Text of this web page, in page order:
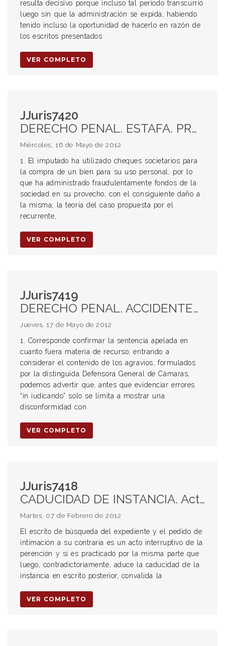
resulta decisivo porque incluso tal periodo transcurrió
luego sin que la administración se expida, habiendo
tenido incluso la oportunidad de hacerlo en razón de
los escritos presentados
VER COMPLETO
JJuris7420
DERECHO PENAL. ESTAFA. PROCESAMIENTO. ART 173 INC 7. DEL CÓDIGO PENAL. UTILIZACIÓN DE CHEQUES SOCIETARIOS PARA LA COMPRA DE UN BIEN PARA USO PERSONAL. ADMINISTRACIÓN FRAUDULENTA. CONFIRMACIÓN DEL PROCESAMIENTO APELADO. RESOLUCIÓN DE CARÁCTER PROVISIONAL. ELEMENTOS SUFICIENTES PARA UNA AMPLIA DISCUSIÓN EN EL PLENARIO. CONSIDERACIÓN DEL SILENCIO DEL ACUSADO EN SITUACIONES QUE MERECEN UNA EXPLICACIÓN DE SU PARTE.
Miércoles, 16 de Mayo de 2012
1. El imputado ha utilizado cheques societarios para
la compra de un bien para su uso personal, por lo
que ha administrado fraudulentamente fondos de la
sociedad en su provecho, con el consiguiente daño a
la misma; la teoría del caso propuesta por el
recurrente,
VER COMPLETO
JJuris7419
DERECHO PENAL. ACCIDENTES DE AUTOMOTORES. CONFIRMACIÓN DE LA SENTENCIA POR LESIONES GRAVES CULPOSAS. AGRAVIOS. INEXISTENCIA DE ERRORES IN IUDICANDO. DISCONFORMIDAD CON EL MODO DE RESOLVER EL CONFLICTO. VIOLACIÓN DEL DEBER DE CUIDADO. INVASIÓN DEL CARRIL CONTRARIO. ART 39 LEY 24449. LEY NACIONAL DE TRÁNSITO. CONSERVACIÓN EN TODO MOMENTO DEL DOMINIO EFECTIVO DEL CONDUCIDO. ADVERTENCIA DE MANIOBRAS. PRECAUCIÓN. UTILIZACIÓN DE LA CALZADA POR LA DERECHA.
Jueves, 17 de Mayo de 2012
1. Corresponde confirmar la sentencia apelada en
cuanto fuera materia de recurso; entrando a
considerar el contenido de los agravios, formulados
por la distinguida Defensora General de Cámaras,
podemos advertir que, antes que evidenciar errores
“in iudicando” solo se limita a mostrar una
disconformidad con
VER COMPLETO
JJuris7418
CADUCIDAD DE INSTANCIA. Actos interruptivos. Escrito de búsqueda del expediente y el pedido de intimación a su contraria. Caducidad. Subsanación. Interpretación. Alcance.
Martes, 07 de Febrero de 2012
El escrito de búsqueda del expediente y el pedido de
intimación a su contraria es un acto interruptivo de la
perención y si es practicado por la misma parte que
luego, contradictoriamente, aduce la caducidad de la
instancia en escrito posterior, convalida la
VER COMPLETO